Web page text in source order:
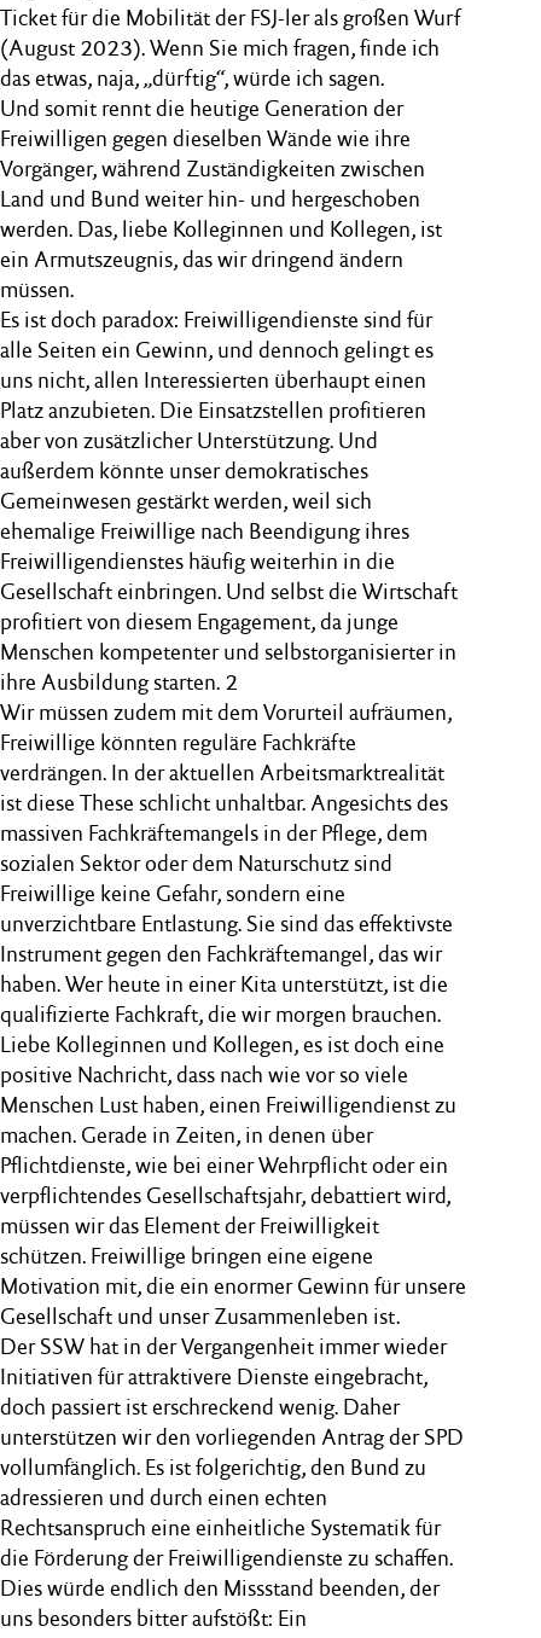
Ticket für die Mobilität der FSJ-ler als großen Wurf
(August 2023). Wenn Sie mich fragen, finde ich
das etwas, naja, „dürftig“, würde ich sagen.
Und somit rennt die heutige Generation der
Freiwilligen gegen dieselben Wände wie ihre
Vorgänger, während Zuständigkeiten zwischen
Land und Bund weiter hin- und hergeschoben
werden. Das, liebe Kolleginnen und Kollegen, ist
ein Armutszeugnis, das wir dringend ändern
müssen.
Es ist doch paradox: Freiwilligendienste sind für
alle Seiten ein Gewinn, und dennoch gelingt es
uns nicht, allen Interessierten überhaupt einen
Platz anzubieten. Die Einsatzstellen profitieren
aber von zusätzlicher Unterstützung. Und
außerdem könnte unser demokratisches
Gemeinwesen gestärkt werden, weil sich
ehemalige Freiwillige nach Beendigung ihres
Freiwilligendienstes häufig weiterhin in die
Gesellschaft einbringen. Und selbst die Wirtschaft
profitiert von diesem Engagement, da junge
Menschen kompetenter und selbstorganisierter in
ihre Ausbildung starten. 2
Wir müssen zudem mit dem Vorurteil aufräumen,
Freiwillige könnten reguläre Fachkräfte
verdrängen. In der aktuellen Arbeitsmarktrealität
ist diese These schlicht unhaltbar. Angesichts des
massiven Fachkräftemangels in der Pflege, dem
sozialen Sektor oder dem Naturschutz sind
Freiwillige keine Gefahr, sondern eine
unverzichtbare Entlastung. Sie sind das effektivste
Instrument gegen den Fachkräftemangel, das wir
haben. Wer heute in einer Kita unterstützt, ist die
qualifizierte Fachkraft, die wir morgen brauchen.
Liebe Kolleginnen und Kollegen, es ist doch eine
positive Nachricht, dass nach wie vor so viele
Menschen Lust haben, einen Freiwilligendienst zu
machen. Gerade in Zeiten, in denen über
Pflichtdienste, wie bei einer Wehrpflicht oder ein
verpflichtendes Gesellschaftsjahr, debattiert wird,
müssen wir das Element der Freiwilligkeit
schützen. Freiwillige bringen eine eigene
Motivation mit, die ein enormer Gewinn für unsere
Gesellschaft und unser Zusammenleben ist.
Der SSW hat in der Vergangenheit immer wieder
Initiativen für attraktivere Dienste eingebracht,
doch passiert ist erschreckend wenig. Daher
unterstützen wir den vorliegenden Antrag der SPD
vollumfänglich. Es ist folgerichtig, den Bund zu
adressieren und durch einen echten
Rechtsanspruch eine einheitliche Systematik für
die Förderung der Freiwilligendienste zu schaffen.
Dies würde endlich den Missstand beenden, der
uns besonders bitter aufstößt: Ein